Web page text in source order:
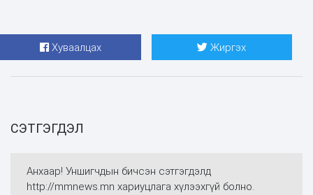
Хуваалцах Жиргэх
СЭТГЭГДЭЛ
Анхаар! Уншигчдын бичсэн сэтгэгдэлд
http://mmnews.mn хариуцлага хүлээхгүй болно.